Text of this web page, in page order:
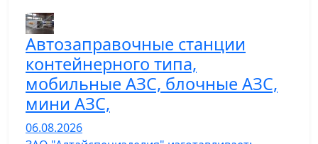
Автозаправочные станции
контейнерного типа,
мобильные АЗС, блочные АЗС,
мини АЗС,
06.08.2026